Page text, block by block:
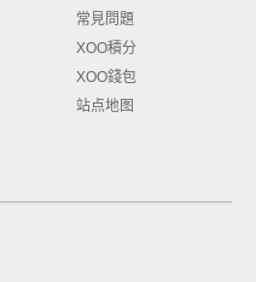
常見問題
XOO積分
XOO錢包
站点地图